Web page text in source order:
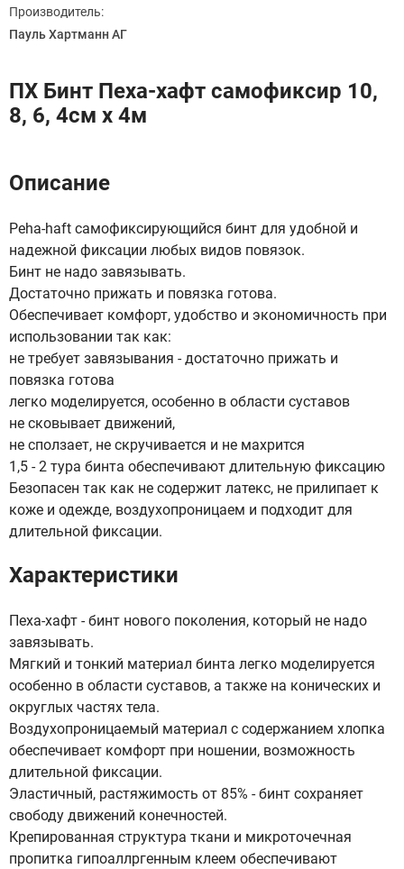
Производитель:
Пауль Хартманн АГ
ПХ Бинт Пеха-хафт самофиксир 10,
8, 6, 4см х 4м
Описание
Peha-haft самофиксирующийся бинт для удобной и
надежной фиксации любых видов повязок.
Бинт не надо завязывать.
Достаточно прижать и повязка готова.
Обеспечивает комфорт, удобство и экономичность при
использовании так как:
не требует завязывания - достаточно прижать и
повязка готова
легко моделируется, особенно в области суставов
не сковывает движений,
не сползает, не скручивается и не махрится
1,5 - 2 тура бинта обеспечивают длительную фиксацию
Безопасен так как не содержит латекс, не прилипает к
коже и одежде, воздухопроницаем и подходит для
длительной фиксации.
Характеристики
Пеха-хафт - бинт нового поколения, который не надо
завязывать.
Мягкий и тонкий материал бинта легко моделируется
особенно в области суставов, а также на конических и
округлых частях тела.
Воздухопроницаемый материал с содержанием хлопка
обеспечивает комфорт при ношении, возможность
длительной фиксации.
Эластичный, растяжимость от 85% - бинт сохраняет
свободу движений конечностей.
Крепированная структура ткани и микроточечная
пропитка гипоаллргенным клеем обеспечивают